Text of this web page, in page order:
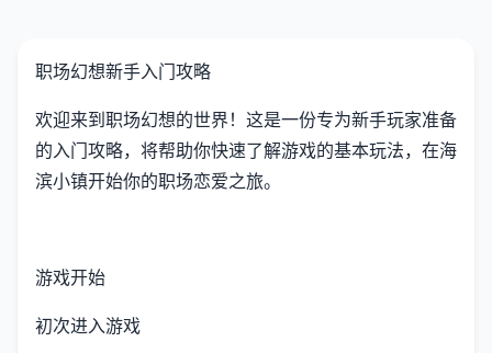
职场幻想新手入门攻略
欢迎来到职场幻想的世界！这是一份专为新手玩家准备
的入门攻略，将帮助你快速了解游戏的基本玩法，在海
滨小镇开始你的职场恋爱之旅。
游戏开始
初次进入游戏